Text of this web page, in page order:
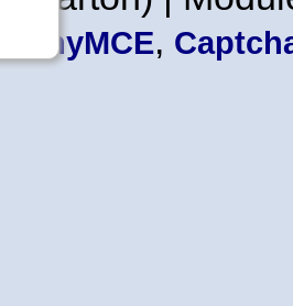
TinyMCE,